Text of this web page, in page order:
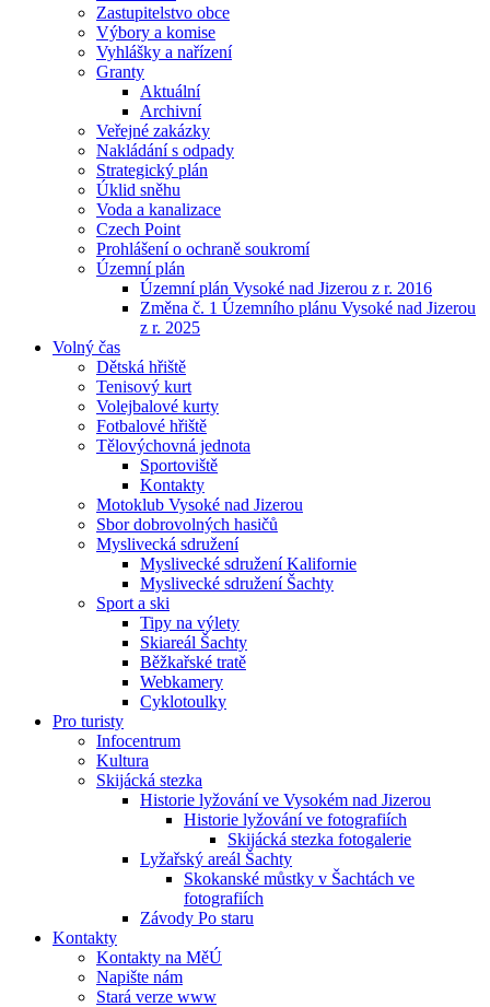
Zastupitelstvo obce
Výbory a komise
Vyhlášky a nařízení
Granty
Aktuální
Archivní
Veřejné zakázky
Nakládání s odpady
Strategický plán
Úklid sněhu
Voda a kanalizace
Czech Point
Prohlášení o ochraně soukromí
Územní plán
Územní plán Vysoké nad Jizerou z r. 2016
Změna č. 1 Územního plánu Vysoké nad Jizerou
z r. 2025
Volný čas
Dětská hřiště
Tenisový kurt
Volejbalové kurty
Fotbalové hřiště
Tělovýchovná jednota
Sportoviště
Kontakty
Motoklub Vysoké nad Jizerou
Sbor dobrovolných hasičů
Myslivecká sdružení
Myslivecké sdružení Kalifornie
Myslivecké sdružení Šachty
Sport a ski
Tipy na výlety
Skiareál Šachty
Běžkařské tratě
Webkamery
Cyklotoulky
Pro turisty
Infocentrum
Kultura
Skijácká stezka
Historie lyžování ve Vysokém nad Jizerou
Historie lyžování ve fotografiích
Skijácká stezka fotogalerie
Lyžařský areál Šachty
Skokanské můstky v Šachtách ve
fotografiích
Závody Po staru
Kontakty
Kontakty na MěÚ
Napište nám
Stará verze www